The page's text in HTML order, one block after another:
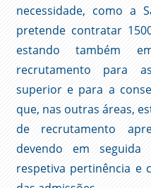
necessidade, como a
pretende contratar
estando também
recrutamento para
superior e para a
que, nas outras áreas,
de recrutamento
devendo em
respetiva pertinência e